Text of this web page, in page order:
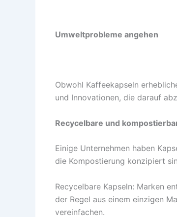
Umweltprobleme angehen
Obwohl Kaffeekapseln
und Innovationen, die darauf
Recycelbare und
Einige Unternehmen haben
die Kompostierung konzipiert
Recycelbare Kapseln: Marken
der Regel aus einem einzigen
vereinfachen.